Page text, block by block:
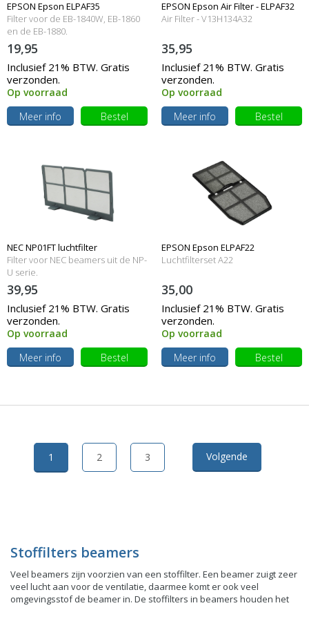
EPSON Epson ELPAF35
Filter voor de EB-1840W, EB-1860
en de EB-1880.
19,95
Inclusief 21% BTW. Gratis
verzonden.
Op voorraad
Meer info
Bestel
EPSON Epson Air Filter - ELPAF32
Air Filter - V13H134A32
35,95
Inclusief 21% BTW. Gratis
verzonden.
Op voorraad
Meer info
Bestel
NEC NP01FT luchtfilter
Filter voor NEC beamers uit de NP-
U serie.
39,95
Inclusief 21% BTW. Gratis
verzonden.
Op voorraad
Meer info
Bestel
EPSON Epson ELPAF22
Luchtfilterset A22
35,00
Inclusief 21% BTW. Gratis
verzonden.
Op voorraad
Meer info
Bestel
1 2 3 Volgende
Stoffilters beamers
Veel beamers zijn voorzien van een stoffilter. Een beamer zuigt zeer
veel lucht aan voor de ventilatie, daarmee komt er ook veel
omgevingsstof de beamer in. De stoffilters in beamers houden het